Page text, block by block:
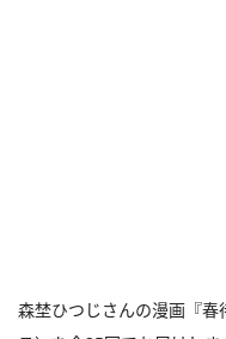
森埜ひつじさんの漫画『